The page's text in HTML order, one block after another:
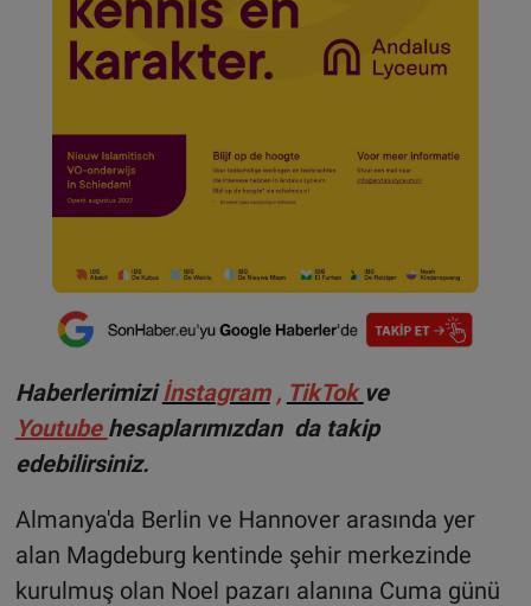
Haberlerimiziİnstagram , TikTok ve
Youtube hesaplarımızdan da takip
edebilirsiniz.
Almanya'da Berlin ve Hannover arasında yer
alan Magdeburg kentinde şehir merkezinde
kurulmuş olan Noel pazarı alanına Cuma günü